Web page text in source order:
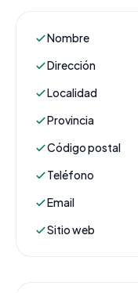
Nombre
Dirección
Localidad
Provincia
Código postal
Teléfono
Email
Sitio web